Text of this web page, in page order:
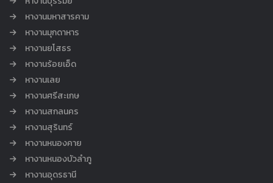
หางานมหาสารคาม
หางานมุกดาหาร
หางานยโสธร
หางานร้อยเอ็ด
หางานเลย
หางานศรีสะเกษ
หางานสกลนคร
หางานสุรินทร์
หางานหนองคาย
หางานหนองบัวลำภู
หางานอุดรธานี